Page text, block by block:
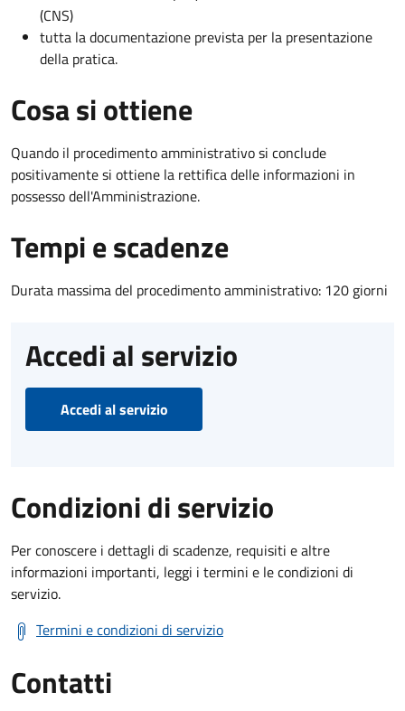
(CNS)
tutta la documentazione prevista per la presentazione
della pratica.
Cosa si ottiene
Quando il procedimento amministrativo si conclude
positivamente si ottiene la rettifica delle informazioni in
possesso dell'Amministrazione.
Tempi e scadenze
Durata massima del procedimento amministrativo: 120 giorni
Accedi al servizio
Accedi al servizio
Condizioni di servizio
Per conoscere i dettagli di scadenze, requisiti e altre
informazioni importanti, leggi i termini e le condizioni di
servizio.
Termini e condizioni di servizio
Contatti